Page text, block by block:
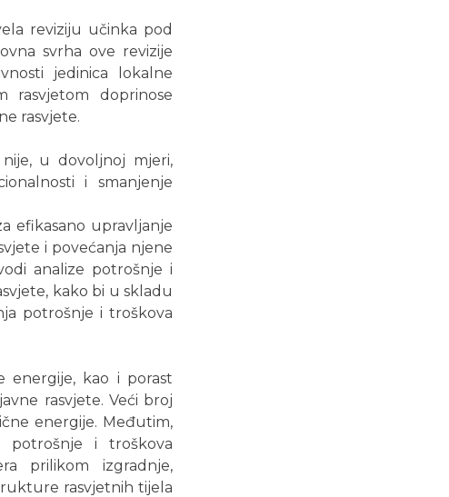
reviziju učinka pod
svrha ove revizije
jedinica lokalne
rasvjetom doprinose
rasvjete.
u dovoljnoj mjeri,
i smanjenje
efikasano upravljanje
i povećanja njene
analize potrošnje i
kako bi u skladu
potrošnje i troškova
energije, kao i porast
rasvjete. Veći broj
energije. Međutim,
potrošnje i troškova
prilikom izgradnje,
rasvjetnih tijela